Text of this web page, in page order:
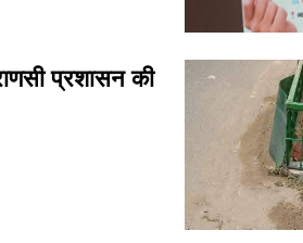
प्रशासन की